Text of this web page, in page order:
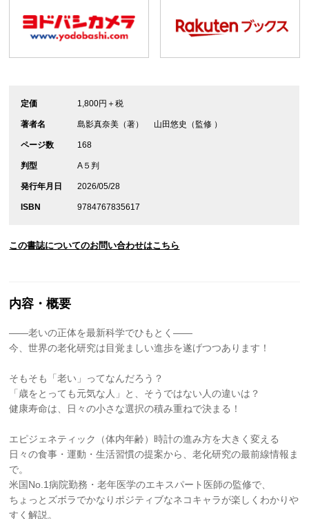
定価 1,800円＋税
著者名 島影真奈美（著） 山田悠史（監修 ）
ページ数 168
判型 A５判
発行年月日 2026/05/28
ISBN 9784767835617
この書誌についてのお問い合わせはこちら
内容・概要
――老いの正体を最新科学でひもとく――
今、世界の老化研究は目覚ましい進歩を遂げつつあります！
そもそも「老い」ってなんだろう？
「歳をとっても元気な人」と、そうではない人の違いは？
健康寿命は、日々の小さな選択の積み重ねで決まる！
エピジェネティック（体内年齢）時計の進み方を大きく変える
日々の食事・運動・生活習慣の提案から、老化研究の最前線情報ま
で。
米国No.1病院勤務・老年医学のエキスパート医師の監修で、
ちょっとズボラでかなりポジティブなネコキャラが楽しくわかりや
すく解説。